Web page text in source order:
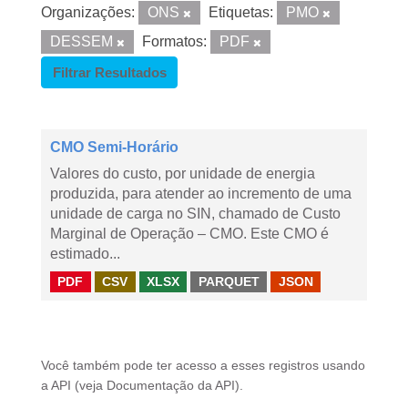
Organizações: ONS Etiquetas:
PMO
DESSEM
Formatos:
PDF
Filtrar Resultados
CMO Semi-Horário
Valores do custo, por unidade de energia
produzida, para atender ao incremento de uma
unidade de carga no SIN, chamado de Custo
Marginal de Operação – CMO. Este CMO é
estimado...
PDF CSV XLSX PARQUET JSON
Você também pode ter acesso a esses registros usando
a API (veja Documentação da API ).